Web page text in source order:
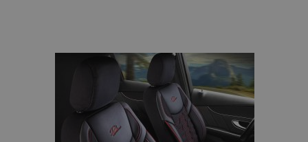
liste
d'achats